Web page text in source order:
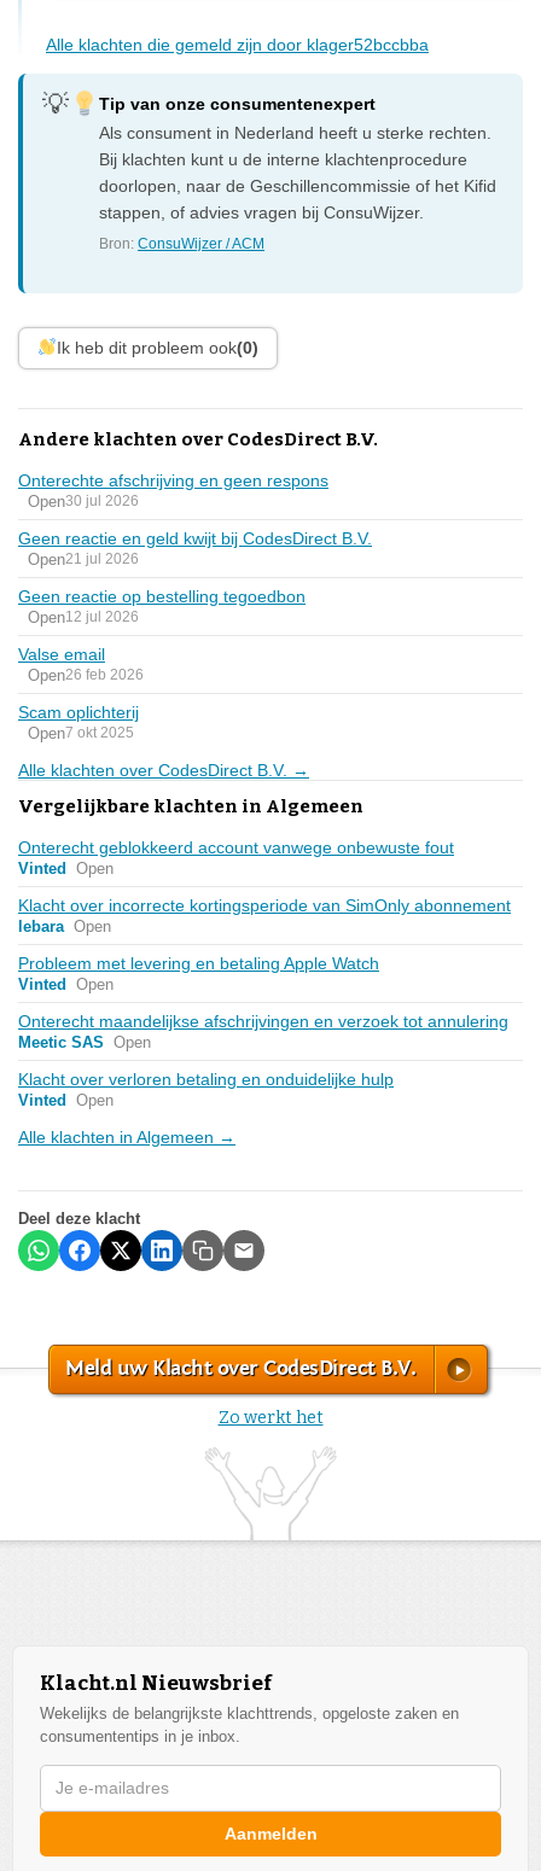
Alle klachten die gemeld zijn door klager52bccbba
Tip van onze consumentenexpert
Als consument in Nederland heeft u sterke rechten.
Bij klachten kunt u de interne klachtenprocedure
doorlopen, naar de Geschillencommissie of het Kifid
stappen, of advies vragen bij ConsuWijzer.
Bron:ConsuWijzer / ACM
Ik heb dit probleem ook(0)
Andere klachten over CodesDirect B.V.
Onterechte afschrijving en geen respons
Open30 jul 2026
Geen reactie en geld kwijt bij CodesDirect B.V.
Open21 jul 2026
Geen reactie op bestelling tegoedbon
Open12 jul 2026
Valse email
Open26 feb 2026
Scam oplichterij
Open7 okt 2025
Alle klachten over CodesDirect B.V. →
Vergelijkbare klachten in Algemeen
Onterecht geblokkeerd account vanwege onbewuste fout
Vinted Open
Klacht over incorrecte kortingsperiode van SimOnly abonnement
lebara Open
Probleem met levering en betaling Apple Watch
Vinted Open
Onterecht maandelijkse afschrijvingen en verzoek tot annulering
Meetic SAS Open
Klacht over verloren betaling en onduidelijke hulp
Vinted Open
Alle klachten in Algemeen →
Deel deze klacht
Meld uw Klacht over CodesDirect B.V.
Zo werkt het
Klacht.nl Nieuwsbrief
Wekelijks de belangrijkste klachttrends, opgeloste zaken en
consumententips in je inbox.
Aanmelden